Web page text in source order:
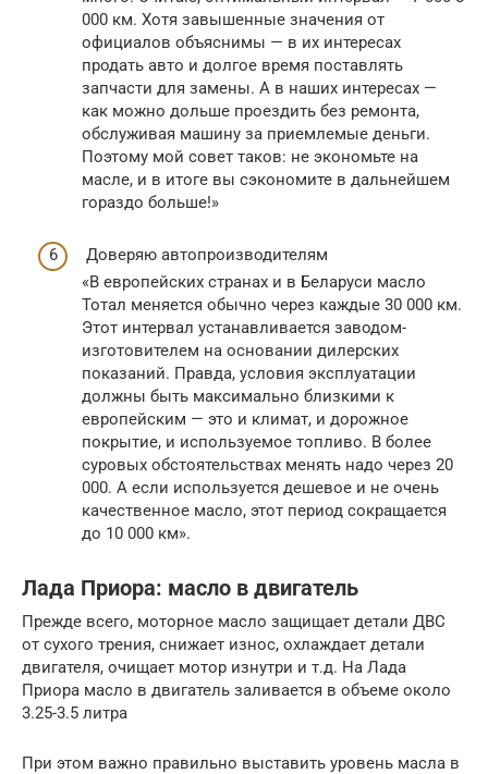
000 км. Хотя завышенные значения от
официалов объяснимы — в их интересах
продать авто и долгое время поставлять
запчасти для замены. А в наших интересах —
как можно дольше проездить без ремонта,
обслуживая машину за приемлемые деньги.
Поэтому мой совет таков: не экономьте на
масле, и в итоге вы сэкономите в дальнейшем
гораздо больше!»
Доверяю автопроизводителям
«В европейских странах и в Беларуси масло
Тотал меняется обычно через каждые 30 000 км.
Этот интервал устанавливается заводом-
изготовителем на основании дилерских
показаний. Правда, условия эксплуатации
должны быть максимально близкими к
европейским — это и климат, и дорожное
покрытие, и используемое топливо. В более
суровых обстоятельствах менять надо через 20
000. А если используется дешевое и не очень
качественное масло, этот период сокращается
до 10 000 км».
Лада Приора: масло в двигатель
Прежде всего, моторное масло защищает детали ДВС
от сухого трения, снижает износ, охлаждает детали
двигателя, очищает мотор изнутри и т.д. На Лада
Приора масло в двигатель заливается в объеме около
3.25-3.5 литра
При этом важно правильно выставить уровень масла в